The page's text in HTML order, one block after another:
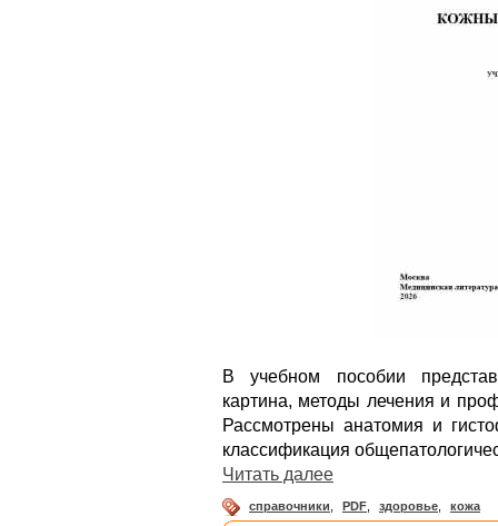
В учебном пособии
картина, методы лечения и
Рассмотрены анатомия и
классификация
Читать далее
справочники PDF здоровье кожа